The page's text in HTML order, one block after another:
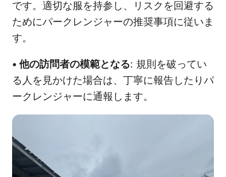
です。適切な服を持参し、リスクを回避する
ためにパークレンジャーの推奨事項に従いま
す。
• 他の訪問者の模範となる: 規則を破ってい
る人を見かけた場合は、丁寧に報告したりパ
ークレンジャーに通報します。